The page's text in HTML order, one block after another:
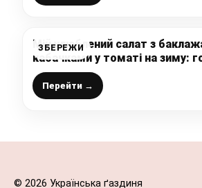
ЗБЕРЕЖИ
Мій улюблений салат з
кабачками у томаті на зиму:
просто, а виходить дуже
Перейти →
© 2026 Українська ґаздиня